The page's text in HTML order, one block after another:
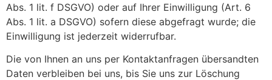
Abs. 1 lit. f DSGVO) oder auf Ihrer Einwilligung (Art. 6
Abs. 1 lit. a DSGVO) sofern diese abgefragt wurde; die
Einwilligung ist jederzeit widerrufbar.
Die von Ihnen an uns per Kontaktanfragen übersandten
Daten verbleiben bei uns, bis Sie uns zur Löschung